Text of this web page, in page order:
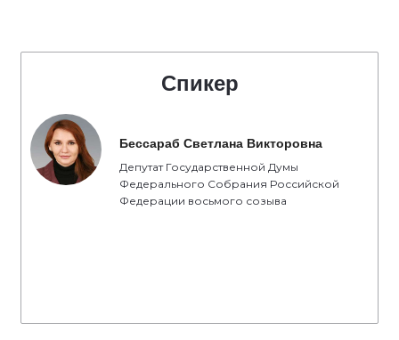
Спикер
Бессараб Светлана Викторовна
Депутат Государственной Думы
Федерального Собрания Российской
Федерации восьмого созыва